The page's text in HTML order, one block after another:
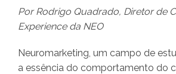
Por Rodrigo Quadrado, Diretor de
Experience da NEO
Neuromarketing, um campo de
a essência do comportamento do